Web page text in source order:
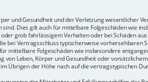
und Gesundheit und der Verletzung wesentlicher
Dies gilt auch für mittelbare Folgeschäden wie
grob fahrlässigem Verhalten oder bei Schäden
bei Vertragsschluss typischerweise vorhersehbaren
mittelbare Folgeschäden wie insbesondere
Leben, Körper und Gesundheit oder
Übrigen der Höhe nach auf die vertragstypischen